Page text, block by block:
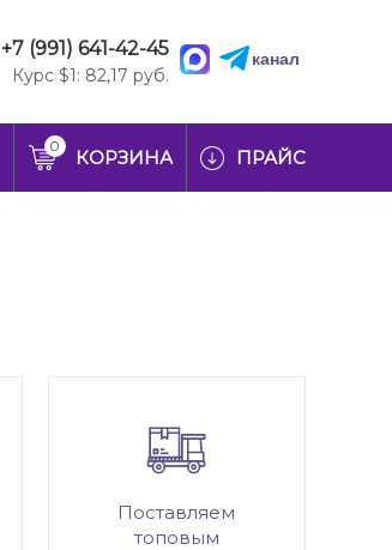
+7 (991) 641-42-45
Курс $1: 82,17 руб.
канал
0
КОРЗИНА ПРАЙС
Поставляем
топовым